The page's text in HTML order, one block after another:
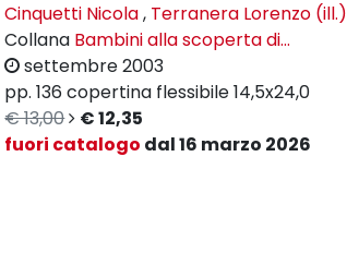
Cinquetti Nicola, Terranera Lorenzo (ill.)
Collana Bambini alla scoperta di...
settembre 2003
pp. 136 copertina flessibile14,5x24,0
€ 13,00
€ 12,35
fuori catalogo dal 16 marzo 2026